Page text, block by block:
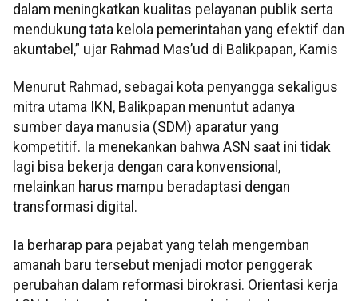
dalam meningkatkan kualitas pelayanan publik serta
mendukung tata kelola pemerintahan yang efektif dan
akuntabel,” ujar Rahmad Mas’ud di Balikpapan, Kamis
Menurut Rahmad, sebagai kota penyangga sekaligus
mitra utama IKN, Balikpapan menuntut adanya
sumber daya manusia (SDM) aparatur yang
kompetitif. Ia menekankan bahwa ASN saat ini tidak
lagi bisa bekerja dengan cara konvensional,
melainkan harus mampu beradaptasi dengan
transformasi digital.
Ia berharap para pejabat yang telah mengemban
amanah baru tersebut menjadi motor penggerak
perubahan dalam reformasi birokrasi. Orientasi kerja